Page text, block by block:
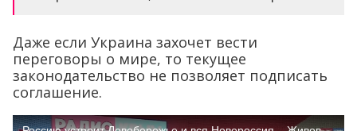
Даже если Украина захочет вести
переговоры о мире, то текущее
законодательство не позволяет подписать
соглашение.